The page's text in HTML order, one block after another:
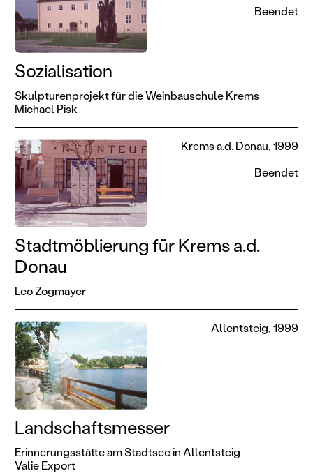
Sozialisation
Skulpturenprojekt für die Weinbauschule Krems
Michael Pisk
Beendet
Stadtmöblierung für Krems a.d.
Donau
Leo Zogmayer
Krems a.d. Donau, 1999
Beendet
Landschaftsmesser
Erinnerungsstätte am Stadtsee in Allentsteig
Valie Export
Allentsteig, 1999